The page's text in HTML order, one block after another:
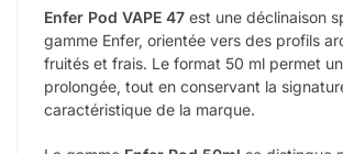
Enfer Pod VAPE 47 est une déclinaison
gamme Enfer, orientée vers des profils
fruités et frais. Le format 50 ml permet
prolongée, tout en conservant la
caractéristique de la marque.